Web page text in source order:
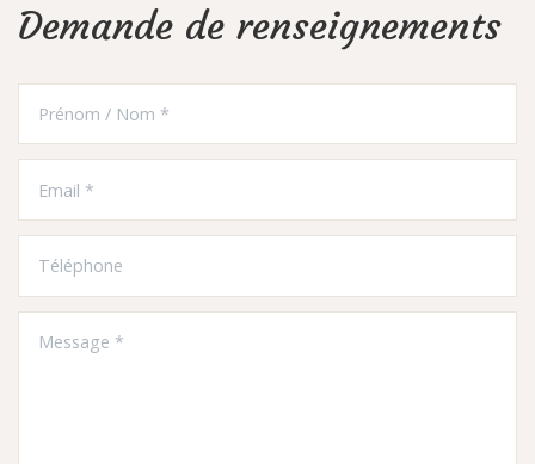
Demande de renseignements